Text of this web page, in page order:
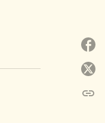
link